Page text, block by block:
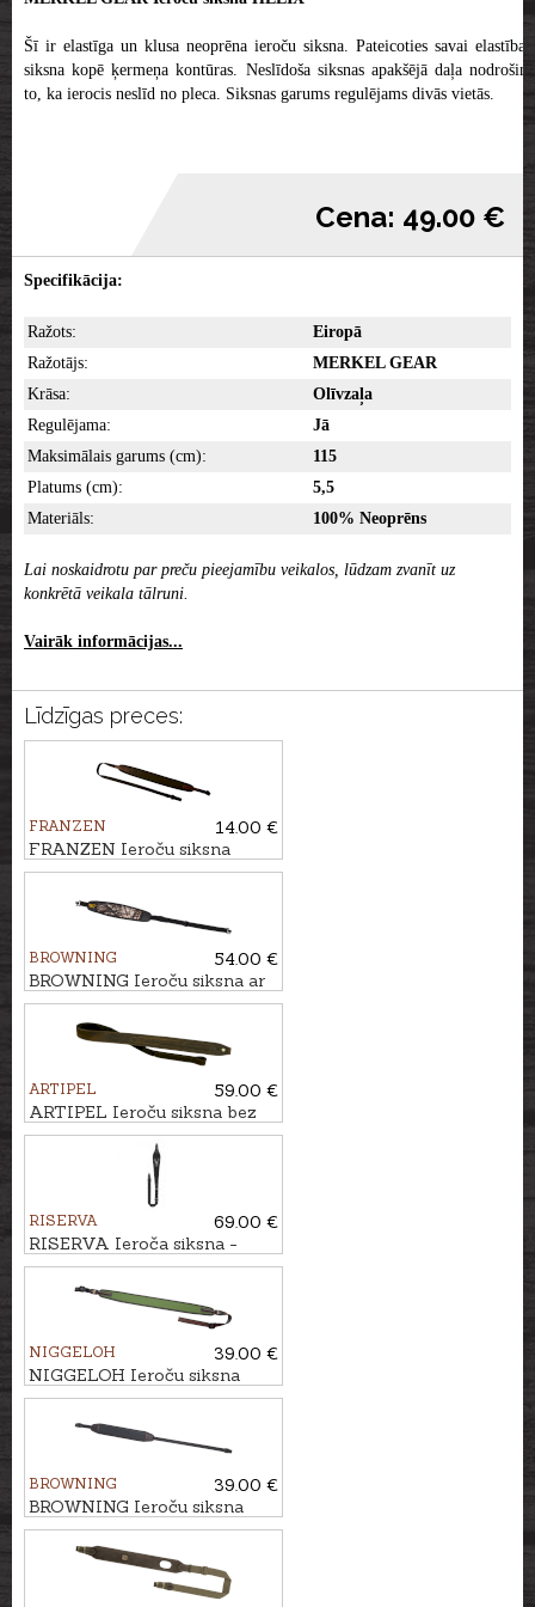
Šī ir elastīga un klusa neoprēna ieroču siksna. Pateicoties savai elastībai,
siksna kopē ķermeņa kontūras. Neslīdoša siksnas apakšējā daļa nodrošina
to, ka ierocis neslīd no pleca. Siksnas garums regulējams divās vietās.
Cena: 49.00 €
Specifikācija:
Ražots:
Eiropā
Ražotājs:
MERKEL GEAR
Krāsa:
Olīvzaļa
Regulējama:
Jā
Maksimālais garums (cm):
115
Platums (cm):
5,5
Materiāls:
100% Neoprēns
Lai noskaidrotu par preču pieejamību veikalos, lūdzam zvanīt uz
konkrētā veikala tālruni.
Vairāk informācijas...
Līdzīgas preces:
FRANZEN
14.00 €
FRANZEN Ieroču siksna
NUBUK 125cm
BROWNING
54.00 €
BROWNING Ieroču siksna ar
āķiem BIG GAME
ARTIPEL
59.00 €
ARTIPEL Ieroču siksna bez
sprādzes 103cm
RISERVA
69.00 €
RISERVA Ieroča siksna -
regulējama, dabīgā Cordura,
melna
NIGGELOH
39.00 €
NIGGELOH Ieroču siksna
UNIVERSAL
BROWNING
39.00 €
BROWNING Ieroču siksna